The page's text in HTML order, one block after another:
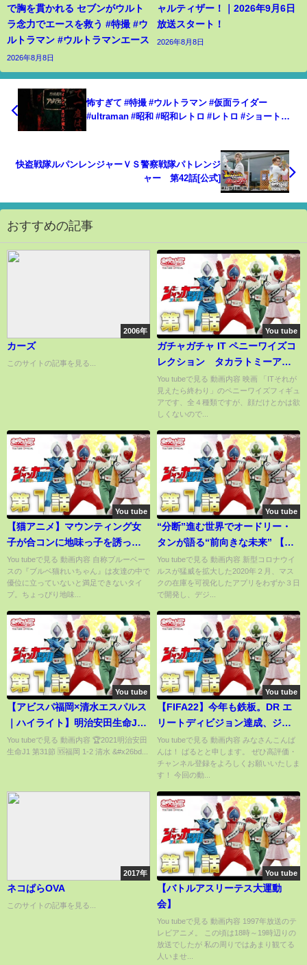
で胸を貫かれる セブンがウルト
ラ念力でエースを救う #特撮 #ウ
ルトラマン #ウルトラマンエース
2026年8月8日
ャルティザー！｜2026年9月6日
放送スタート！
2026年8月8日
怖すぎて #特撮 #ウルトラマン #仮面ライダー
#ultraman #昭和 #昭和レトロ #レトロ #ショート
快盗戦隊ルパンレンジャーＶＳ警察戦隊パトレンジ
ャー 第42話[公式]
おすすめの記事
2006年
カーズ
このサイトの記事を見る...
You tube
ガチャガチャ IT ペニーワイズコ
レクション タカラトミーアー
ツ
You tubeで見る 動画内容 映画 「ITそれが
見えたら終わり」のペニーワイズフィギュ
アです、全４種類ですが、顔だけとかは欲
しくないので...
You tube
【猫アニメ】マウンティング女
子が合コンに地味っ子を誘った
結果【あるある】
You tubeで見る 動画内容 自称ブルーベー
スの『ブルベ猫れいちゃん』は友達の中で
優位に立っていないと満足できないタイ
プ。ちょっぴり地味...
You tube
“分断”進む世界でオードリー・
タンが語る“前向きな未来” 【報
ステ×未来を人から 完全版】
【Audrey Tang 唐鳳】【未来を
ここから】
You tubeで見る 動画内容 新型コロナウイ
ルスが猛威を拡大した2020年２月、マス
クの在庫を可視化したアプリをわずか３日
で開発し、デジ...
You tube
【アビスパ福岡×清水エスパルス
｜ハイライト】明治安田生命J1
リーグ 第31節 | 2021シーズン｜
Jリーグ
You tubeで見る 動画内容 🏆2021明治安田
生命J1 第31節 🆚福岡 1-2 清水 &#x26bd...
You tube
【FIFA22】今年も鉄板。DR エ
リートディビジョン達成、ジョ
タ式41212（2）カスタム戦術公
開！
You tubeで見る 動画内容 みなさんこんば
んは！ ばるとと申します。 ぜひ高評価・
チャンネル登録をよろしくお願いいたしま
す！ 今回の動...
2017年
ネコぱらOVA
このサイトの記事を見る...
You tube
【バトルアスリーテス大運動
会】
You tubeで見る 動画内容 1997年放送のテ
レビアニメ。 この頃は18時～19時辺りの
放送でしたが 私の周りではあまり観てる
人いませ...